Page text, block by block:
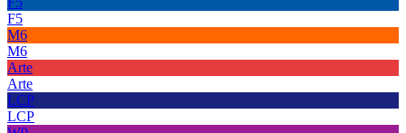
F5
M6
M6
Arte
Arte
LCP
LCP